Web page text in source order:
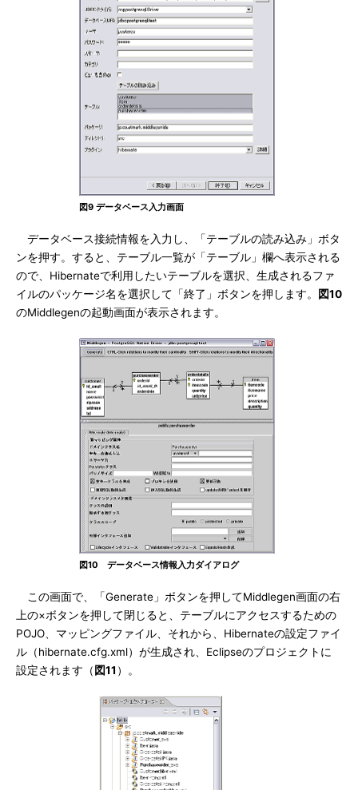
図9 データベース入力画面
データベース接続情報を入力し、「テーブルの読み込み」ボタ
ンを押す。すると、テーブル一覧が「テーブル」欄へ表示される
ので、Hibernateで利用したいテーブルを選択、生成されるファ
イルのパッケージ名を選択して「終了」ボタンを押します。
図10
のMiddlegenの起動画面が表示されます。
図10 データベース情報入力ダイアログ
この画面で、「Generate」ボタンを押してMiddlegen画面の右
上の×ボタンを押して閉じると、テーブルにアクセスするための
POJO、マッピングファイル、それから、Hibernateの設定ファイ
ル（hibernate.cfg.xml）が生成され、Eclipseのプロジェクトに
設定されます（ 図11 ）。